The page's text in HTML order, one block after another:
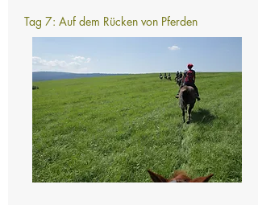
Tag 7: Auf dem Rücken von Pferden